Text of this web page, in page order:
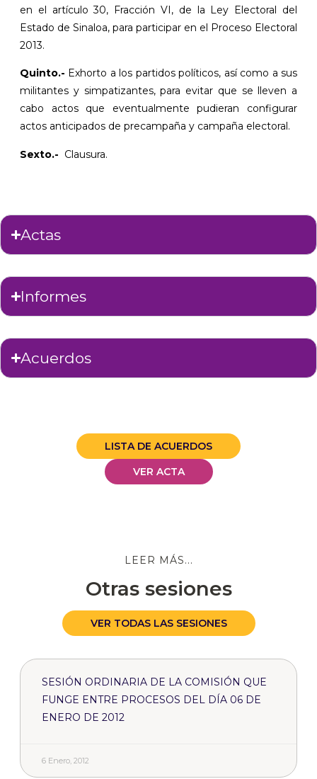
en el artículo 30, Fracción VI, de la Ley Electoral del
Estado de Sinaloa, para participar en el Proceso Electoral
2013.
Quinto.- Exhorto a los partidos políticos, así como a sus
militantes y simpatizantes, para evitar que se lleven a
cabo actos que eventualmente pudieran configurar
actos anticipados de precampaña y campaña electoral.
Sexto.- Clausura.
Actas
Informes
Acuerdos
LISTA DE ACUERDOS
VER ACTA
LEER MÁS...
Otras sesiones
VER TODAS LAS SESIONES
SESIÓN ORDINARIA DE LA COMISIÓN QUE
FUNGE ENTRE PROCESOS DEL DÍA 06 DE
ENERO DE 2012
6 Enero, 2012